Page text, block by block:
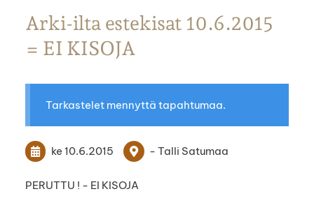
Arki-ilta estekisat 10.6.2015
= EI KISOJA
Tarkastelet mennyttä tapahtumaa.
ke 10.6.2015 - Talli Satumaa
PERUTTU ! - EI KISOJA